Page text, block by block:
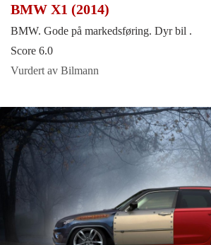
BMW X1 (2014)
BMW. Gode på markedsføring. Dyr bil .
Score 6.0
Vurdert av Bilmann